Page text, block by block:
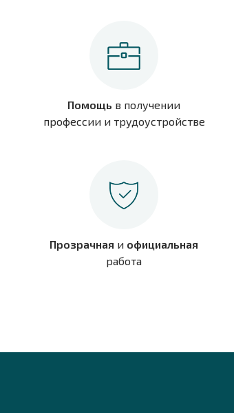
Помощь в получении
профессии и трудоустройстве
Прозрачная и официальная
работа